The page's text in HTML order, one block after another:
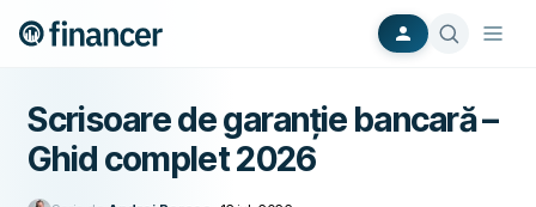
Scrisoare de garanție bancară –
Ghid complet 2026